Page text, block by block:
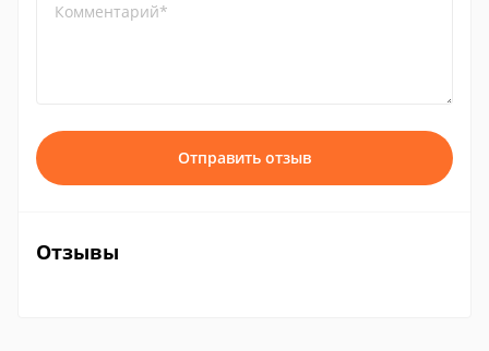
Комментарий*
Отправить отзыв
Отзывы